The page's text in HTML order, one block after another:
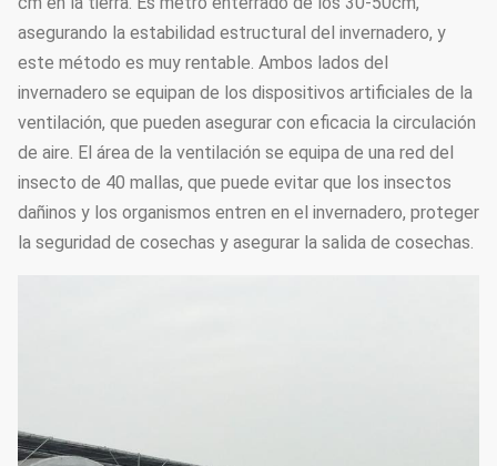
asegurando la estabilidad estructural del invernadero, y
este método es muy rentable. Ambos lados del
invernadero se equipan de los dispositivos artificiales de la
ventilación, que pueden asegurar con eficacia la circulación
de aire. El área de la ventilación se equipa de una red del
insecto de 40 mallas, que puede evitar que los insectos
dañinos y los organismos entren en el invernadero, proteger
la seguridad de cosechas y asegurar la salida de cosechas.